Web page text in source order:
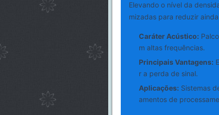
Elevando o nível da
mizadas para reduzir
Caráter Acústico:
m altas frequências.
Principais Vantagens:
r a perda de sinal.
Aplicações: Sistemas
amentos de